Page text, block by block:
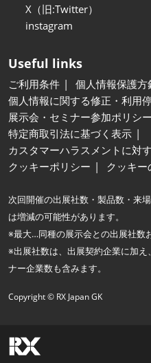
X（旧:Twitter）
instagram
Useful links
ご利用条件
個人情報保護方
個人情報に関する修正・利用
展示会・セミナー参加ポリシー
特定商取引法に基づく表示
カスタマーハラスメントに対
クッキーポリシー
クッキー
次回開催の出展社数・製品数・来
は増減の可能性があります。
※最大…同種の展示会との出展社数
※出展社数は、出展契約企業に加
ナー企業数も含みます。
Copyright © RX Japan GK